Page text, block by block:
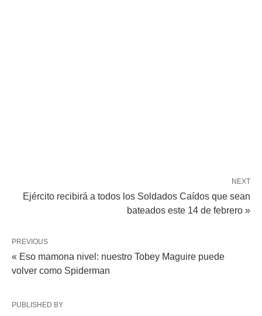
NEXT
Ejército recibirá a todos los Soldados Caídos que sean
bateados este 14 de febrero »
PREVIOUS
« Eso mamona nivel: nuestro Tobey Maguire puede
volver como Spiderman
PUBLISHED BY